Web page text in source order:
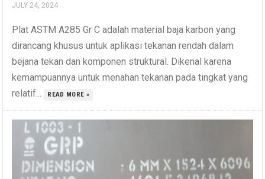
JULY 24, 2024
Plat ASTM A285 Gr C adalah material baja karbon yang
dirancang khusus untuk aplikasi tekanan rendah dalam
bejana tekan dan komponen struktural. Dikenal karena
kemampuannya untuk menahan tekanan pada tingkat yang
relatif...
READ MORE »